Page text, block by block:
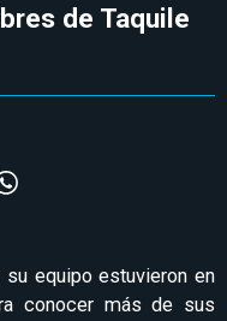
de Taquile
equipo estuvieron en
conocer más de sus